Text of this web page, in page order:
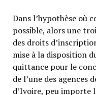
Dans l’hypothèse où
possible, alors une
des droits
mise à la disposition
quittance pour le
de l’une des agences
d’Ivoire, peu importe